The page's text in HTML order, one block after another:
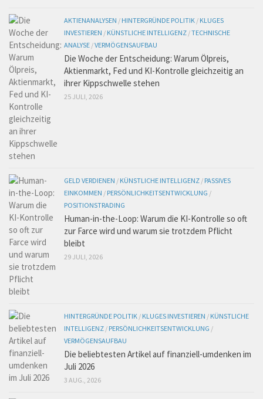
AKTIENANALYSEN / HINTERGRÜNDE POLITIK / KLUGES
INVESTIEREN / KÜNSTLICHE INTELLIGENZ /TECHNISCHE
ANALYSE /VERMÖGENSAUFBAU
Die Woche der Entscheidung: Warum Ölpreis,
Aktienmarkt, Fed und KI-Kontrolle gleichzeitig an
ihrer Kippschwelle stehen
25 JULI, 2026
GELD VERDIENEN / KÜNSTLICHE INTELLIGENZ / PASSIVES
EINKOMMEN / PERSÖNLICHKEITSENTWICKLUNG /
POSITIONSTRADING
Human-in-the-Loop: Warum die KI-Kontrolle so oft
zur Farce wird und warum sie trotzdem Pflicht
bleibt
29 JULI, 2026
HINTERGRÜNDE POLITIK / KLUGES INVESTIEREN / KÜNSTLICHE
INTELLIGENZ / PERSÖNLICHKEITSENTWICKLUNG /
VERMÖGENSAUFBAU
Die beliebtesten Artikel auf finanziell-umdenken im
Juli 2026
3 AUG., 2026